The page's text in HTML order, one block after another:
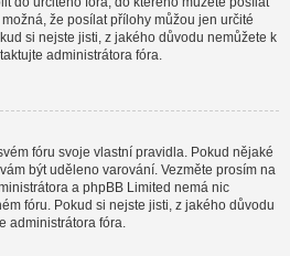
že posílat přílohy můžou jen určité
si nejste jisti, z jakého důvodu nemůžete k
administrátora fóra.
fóru svoje vlastní pravidla. Pokud nějaké
být uděleno varování. Vezměte prosím na
a phpBB Limited nemá nic
fóru. Pokud si nejste jisti, z jakého důvodu
administrátora fóra.